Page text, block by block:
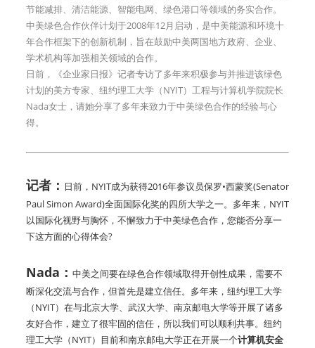
节能减排、清洁能源、智能电网、绿色港口等领域的务实合作。
中美绿色合作伙伴计划于2008年12月启动，是中美能源和环境十
年合作框架下的创新机制，旨在鼓励中美两国地方政府、企业、
学术机构等加强相关领域的合作。
日前，《企业家日报》记者专访了多年来积极参与并推进该绿色
计划的美方专家、纽约理工大学（NYIT）工程与计算机学院院长
Nada女士，请她分享了多年来致力于中美绿色合作的经验与心
得。
记者： 日前，NYIT成为获得2016年参议员保罗•西蒙奖(Senator
Paul Simon Award)全面国际化奖的四所大学之一。多年来，NYIT
以国际化视野与胸怀，不懈致力于中美绿色合作，您能否分享一
下这方面的心得体会?
Nada： 中美之间要在绿色合作领域取得开创性成果，需要不
断深化交流与合作，但首先是建立信任。多年来，纽约理工大学
（NYIT）在与北京大学、武汉大学、南京邮电大学等开展了诸多
友好合作，建立了很牢固的信任，所以我们可以顺利共事。纽约
理工大学（NYIT）目前和南京邮电大学正在开展一个计算机安全